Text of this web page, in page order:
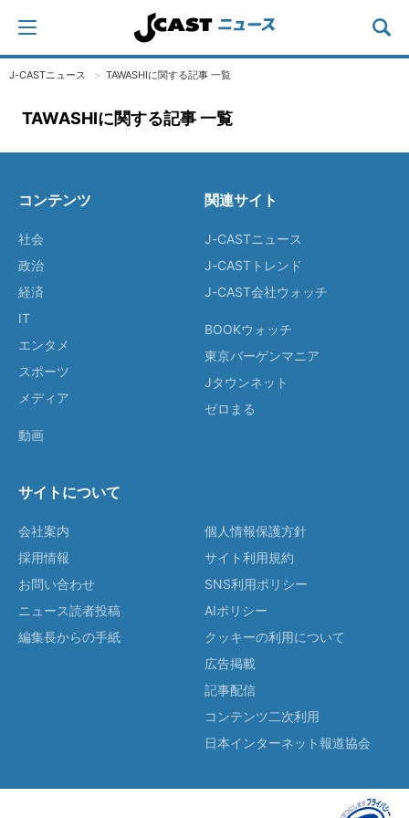
J-CASTニュース TAWASHIに関する記事 一覧
TAWASHIに関する記事 一覧
コンテンツ
社会
政治
経済
IT
エンタメ
スポーツ
メディア
動画
関連サイト
J-CASTニュース
J-CASTトレンド
J-CAST会社ウォッチ
BOOKウォッチ
東京バーゲンマニア
Jタウンネット
ゼロまる
サイトについて
会社案内
採用情報
お問い合わせ
ニュース読者投稿
編集長からの手紙
個人情報保護方針
サイト利用規約
SNS利用ポリシー
AIポリシー
クッキーの利用について
広告掲載
記事配信
コンテンツ二次利用
日本インターネット報道協会